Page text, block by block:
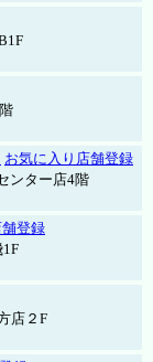
お気に入り店舗登録
ンター店4階
登録
店２F